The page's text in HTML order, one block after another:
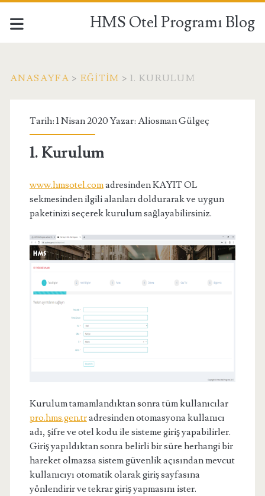
HMS Otel Programı Blog
ANASAYFA > EĞITIM >1. KURULUM
Tarih: 1 Nisan 2020 Yazar: Aliosman Gülgeç
1. Kurulum
www.hmsotel.comadresinden KAYIT OL
sekmesinden ilgili alanları doldurarak ve uygun
paketinizi seçerek kurulum sağlayabilirsiniz.
Kurulum tamamlandıktan sonra tüm kullanıcılar
pro.hms.gen.tradresinden otomasyona kullanıcı
adı, şifre ve otel kodu ile sisteme giriş yapabilirler.
Giriş yapıldıktan sonra belirli bir süre herhangi bir
hareket olmazsa sistem güvenlik açısından mevcut
kullanıcıyı otomatik olarak giriş sayfasına
yönlendirir ve tekrar giriş yapmasını ister.